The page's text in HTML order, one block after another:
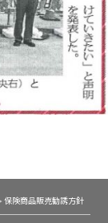
保険商品販売勧誘方針